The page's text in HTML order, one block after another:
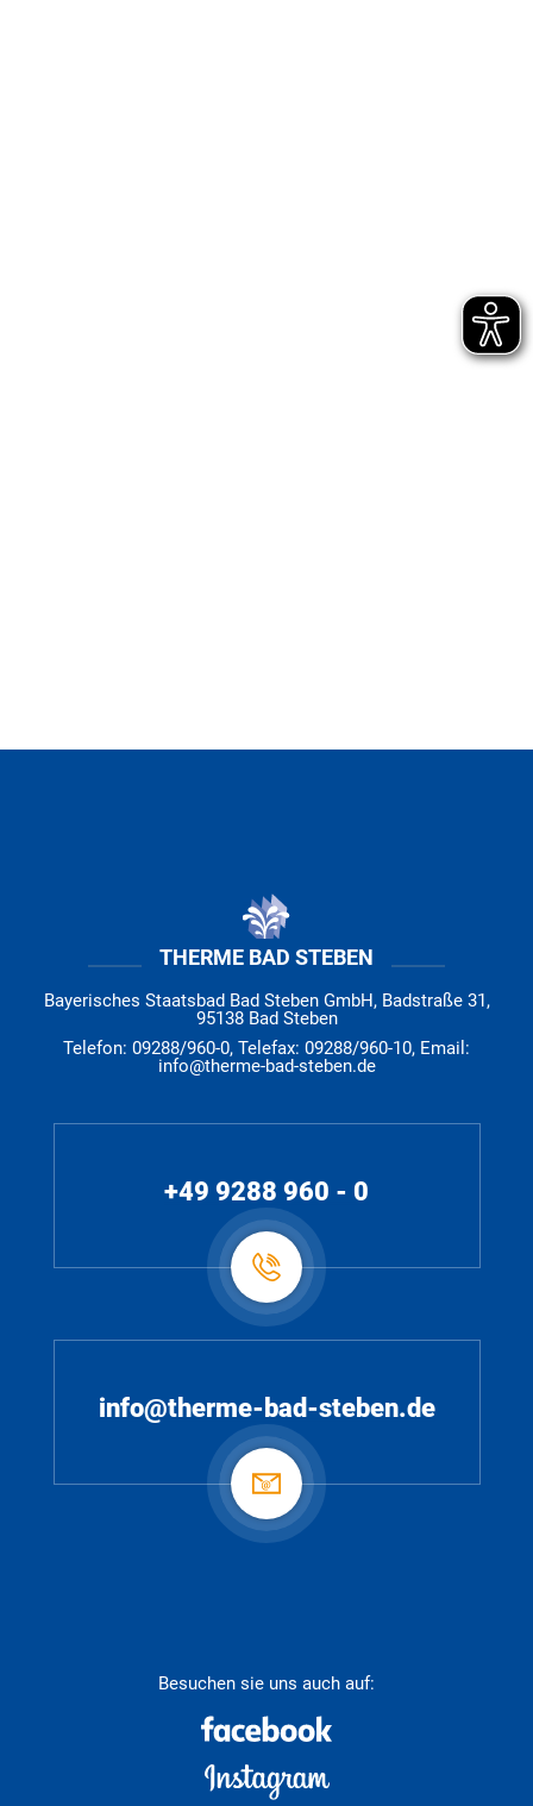
THERME BAD STEBEN
Bayerisches Staatsbad Bad Steben GmbH, Badstraße 31,
95138 Bad Steben
Telefon: 09288/960-0, Telefax: 09288/960-10, Email:
info@therme-bad-steben.de
+49 9288 960 - 0
info@therme-bad-steben.de
Besuchen sie uns auch auf: